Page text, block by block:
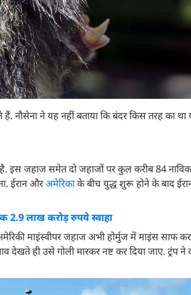
ने यह नहीं बताया कि बंदर किस तरह का था
इस जहाज समेत दो जहाजों पर कुल करीब 84
ईरान औरअमेरिकाके बीच युद्ध शुरू होने के बाद
2.9 लाख करोड़ रुपये स्वाहा
माइंस्वीपर जहाज अभी होर्मुज में माइंस साफ
देखते ही उसे गोली मारकर नष्ट कर दिया जाए. ट्रंप